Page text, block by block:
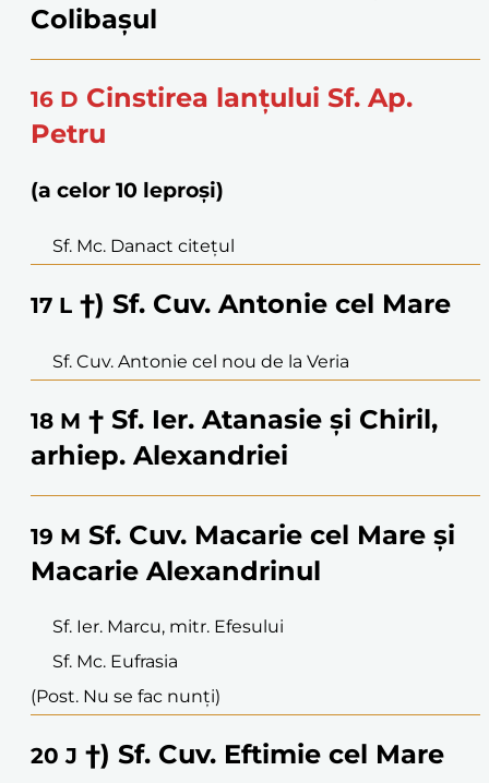
Colibașul
16 D Cinstirea lanțului Sf. Ap.
Petru
(a celor 10 leproși)
Sf. Mc. Danact citețul
17 L †) Sf. Cuv. Antonie cel Mare
Sf. Cuv. Antonie cel nou de la Veria
18 M † Sf. Ier. Atanasie și Chiril,
arhiep. Alexandriei
19 M Sf. Cuv. Macarie cel Mare și
Macarie Alexandrinul
Sf. Ier. Marcu, mitr. Efesului
Sf. Mc. Eufrasia
(Post. Nu se fac nunți)
20 J †) Sf. Cuv. Eftimie cel Mare